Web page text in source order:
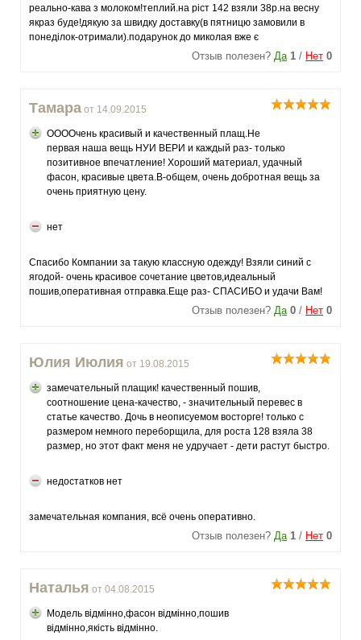
реально-кава з молоком!теплий.на ріст 142 взяли 38р.на весну
якраз буде!дякую за швидку доставку(в пятницю замовили в
понеділок-отримали).подарунок до миколая вже є
Отзыв полезен? Да 1 / Нет 0
Тамара от 14.09.2015
ООООчень красивый и качественный плащ.Не
первая наша вещь НУИ ВЕРИ и каждый раз- только
позитивное впечатление! Хороший материал, удачный
фасон, красивые цвета.В-общем, очень добротная вещь за
очень приятную цену.
нет
Спасибо Компании за такую классную одежду! Взяли синий с
ягодой- очень красивое сочетание цветов,идеальный
пошив,оперативная отправка.Еще раз- СПАСИБО и удачи Вам!
Отзыв полезен? Да 0 / Нет 0
Юлия Июлия от 19.08.2015
замечательный плащик! качественный пошив,
соотношение цена-качество, - значительный перевес в
статье качество. Дочь в неописуемом восторге! только с
размером немного переборщила, для роста 128 взяла 38
размер, но этот факт меня не удручает - дети растут быстро.
недостатков нет
замечательная компания, всё очень оперативно.
Отзыв полезен? Да 1 / Нет 0
Наталья от 04.08.2015
Модель відмінно,фасон відмінно,пошив
відмінно,якість відмінно.